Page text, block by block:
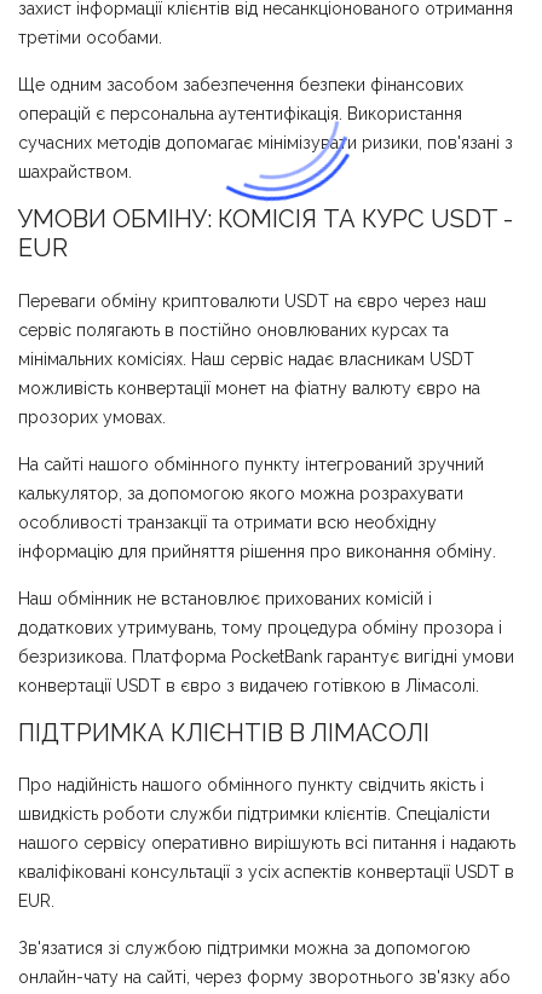
захист інформації клієнтів від несанкціонованого отримання
третіми особами.
Ще одним засобом забезпечення безпеки фінансових
операцій є персональна аутентифікація. Використання
сучасних методів допомагає мінімізувати ризики, пов'язані з
шахрайством.
УМОВИ ОБМІНУ: КОМІСІЯ ТА КУРС USDT -
EUR
Переваги обміну криптовалюти USDT на євро через наш
сервіс полягають в постійно оновлюваних курсах та
мінімальних комісіях. Наш сервіс надає власникам USDT
можливість конвертації монет на фіатну валюту євро на
прозорих умовах.
На сайті нашого обмінного пункту інтегрований зручний
калькулятор, за допомогою якого можна розрахувати
особливості транзакції та отримати всю необхідну
інформацію для прийняття рішення про виконання обміну.
Наш обмінник не встановлює прихованих комісій і
додаткових утримувань, тому процедура обміну прозора і
безризикова. Платформа PocketBank гарантує вигідні умови
конвертації USDT в євро з видачею готівкою в Лімасолі.
ПІДТРИМКА КЛІЄНТІВ В ЛІМАСОЛІ
Про надійність нашого обмінного пункту свідчить якість і
швидкість роботи служби підтримки клієнтів. Спеціалісти
нашого сервісу оперативно вирішують всі питання і надають
кваліфіковані консультації з усіх аспектів конвертації USDT в
EUR.
Зв'язатися зі службою підтримки можна за допомогою
онлайн-чату на сайті, через форму зворотнього зв'язку або